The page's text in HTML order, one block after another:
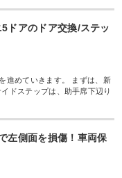
ドアのドア交換/ステッ
進めていきます。 まずは、新
ドステップは、助手席下辺り
左側面を損傷！車両保